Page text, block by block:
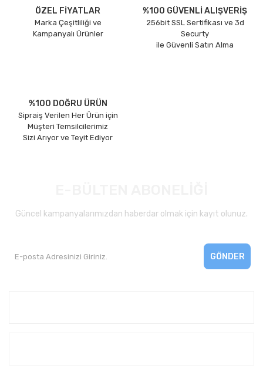
ÖZEL FİYATLAR
Marka Çeşitliliği ve
Kampanyalı Ürünler
%100 GÜVENLİ ALIŞVERİŞ
256bit SSL Sertifikası ve 3d
Securty
ile Güvenli Satın Alma
%100 DOĞRU ÜRÜN
Sipraiş Verilen Her Ürün için
Müşteri Temsilcilerimiz
Sizi Arıyor ve Teyit Ediyor
Güncel kampanyalarımızdan haberdar olmak için kayıt olunuz.
GÖNDER